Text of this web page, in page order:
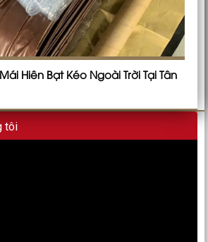
Hiên Bạt Kéo Ngoài Trời Tại Tân
tôi